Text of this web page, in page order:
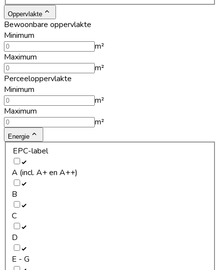
Oppervlakte
Bewoonbare oppervlakte
Minimum
m²
Maximum
m²
Perceeloppervlakte
Minimum
m²
Maximum
m²
Energie
EPC-label
A (incl. A+ en A++)
B
C
D
E - G